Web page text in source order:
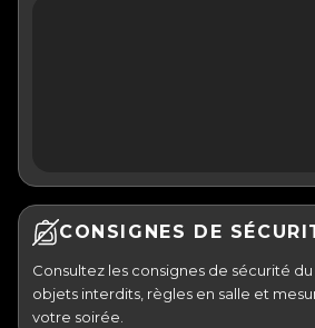
CONSIGNES DE
Consultez les consignes de sécurité
objets interdits, règles en salle et
votre soirée.